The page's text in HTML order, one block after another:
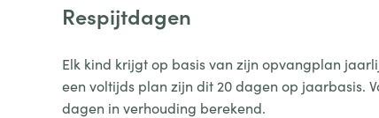
Respijtdagen
Elk kind krijgt op basis van zijn opvangplan
een voltijds plan zijn dit 20 dagen op jaarbasis.
dagen in verhouding berekend.